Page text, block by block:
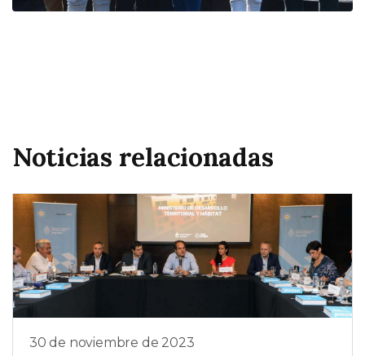
Noticias relacionadas
30 de noviembre de 2023